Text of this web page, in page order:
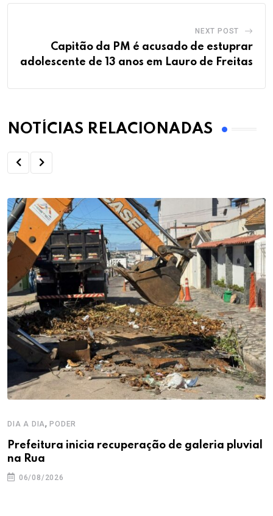
NEXT POST
Capitão da PM é acusado de estuprar
adolescente de 13 anos em Lauro de Freitas
NOTÍCIAS RELACIONADAS
DIA A DIA,PODER
Prefeitura inicia recuperação de galeria pluvial
na Rua
06/08/2026